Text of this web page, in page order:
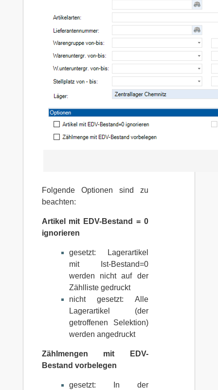
Folgende Optionen sind zu
beachten:
Artikel mit EDV-Bestand = 0
ignorieren
gesetzt: Lagerartikel
mit Ist-Bestand=0
werden nicht auf der
Zählliste gedruckt
nicht gesetzt: Alle
Lagerartikel (der
getroffenen Selektion)
werden angedruckt
Zählmengen mit EDV-
Bestand vorbelegen
gesetzt: In der